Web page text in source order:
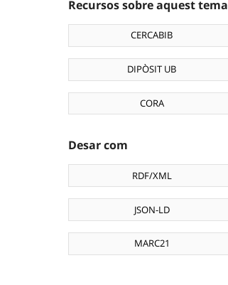
Recursos sobre aquest tema
CERCABIB
DIPÒSIT UB
CORA
Desar com
RDF/XML
JSON-LD
MARC21